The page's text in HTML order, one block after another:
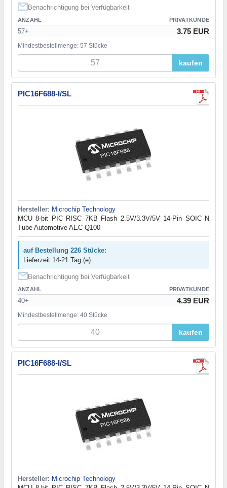
Benachrichtigung bei Verfügbarkeit
ANZAHL PRIVATKUNDE
57+ 3.75 EUR
Mindestbestellmenge: 57 Stücke
kaufen
PIC16F688-I/SL
Hersteller: Microchip Technology
MCU 8-bit PIC RISC 7KB Flash 2.5V/3.3V/5V 14-Pin SOIC N
Tube Automotive AEC-Q100
auf Bestellung 226 Stücke:
Lieferzeit 14-21 Tag (e)
Benachrichtigung bei Verfügbarkeit
ANZAHL PRIVATKUNDE
40+ 4.39 EUR
Mindestbestellmenge: 40 Stücke
kaufen
PIC16F688-I/SL
Hersteller: Microchip Technology